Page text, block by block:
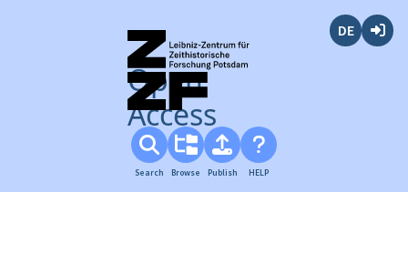
Open
Access
Search Browse Publish HELP